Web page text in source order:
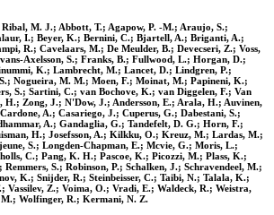
M. J.; Abbott, T.; Agapow, P. -M.; Araujo, S.;
I.; Beyer, K.; Bernini, C.; Bjartell, A.; Briganti, A.;
R.; Cavelaars, M.; De Meulder, B.; Devecseri, Z.; Voss,
Axelsson, S.; Franks, B.; Fullwood, L.; Horgan, D.;
K.; Lambrecht, M.; Lancet, D.; Lindgren, P.;
Nogueira, M. M.; Moen, F.; Moinat, M.; Papineni, K.;
S.; Sartini, C.; van Bochove, K.; van Diggelen, F.; Van
H.; Zong, J.; N'Dow, J.; Andersson, E.; Arala, H.; Auvinen,
A.; Casariego, J.; Cuperus, G.; Dabestani, S.;
A.; Gandaglia, G.; Tandefelt, D. G.; Horn, F.;
H.; Josefsson, A.; Kilkku, O.; Kreuz, M.; Lardas, M.;
S.; Longden-Chapman, E.; Mcvie, G.; Moris, L.;
C.; Pang, K. H.; Pascoe, K.; Picozzi, M.; Plass, K.;
S.; Robinson, P.; Schalken, J.; Schravendeel, M.;
K.; Snijder, R.; Steinbeisser, C.; Taibi, N.; Talala, K.;
Vassilev, Z.; Voima, O.; Vradi, E.; Waldeck, R.; Weistra,
Wolfinger, R.; Kermani, N. Z.